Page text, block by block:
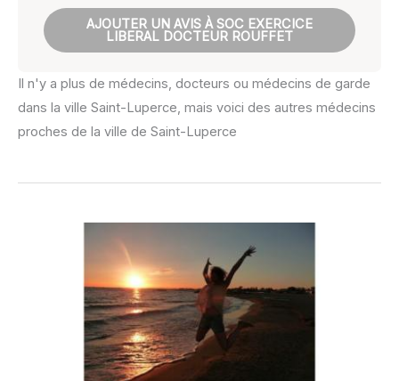
AJOUTER UN AVIS À SOC EXERCICE
LIBERAL DOCTEUR ROUFFET
Il n'y a plus de médecins, docteurs ou médecins de garde
dans la ville Saint-Luperce, mais voici des autres médecins
proches de la ville de Saint-Luperce